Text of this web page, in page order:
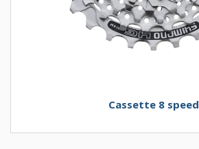
Cassette 8 speed